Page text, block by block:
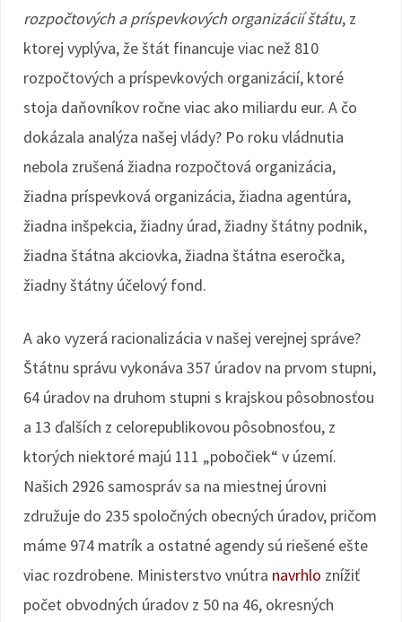
rozpočtových a príspevkových organizácií štátu, z
ktorej vyplýva, že štát financuje viac než 810
rozpočtových a príspevkových organizácií, ktoré
stoja daňovníkov ročne viac ako miliardu eur. A čo
dokázala analýza našej vlády? Po roku vládnutia
nebola zrušená žiadna rozpočtová organizácia,
žiadna príspevková organizácia, žiadna agentúra,
žiadna inšpekcia, žiadny úrad, žiadny štátny podnik,
žiadna štátna akciovka, žiadna štátna eseročka,
žiadny štátny účelový fond.
A ako vyzerá racionalizácia v našej verejnej správe?
Štátnu správu vykonáva 357 úradov na prvom stupni,
64 úradov na druhom stupni s krajskou pôsobnosťou
a 13 ďalších z celorepublikovou pôsobnosťou, z
ktorých niektoré majú 111 „pobočiek“ v území.
Našich 2926 samospráv sa na miestnej úrovni
združuje do 235 spoločných obecných úradov, pričom
máme 974 matrík a ostatné agendy sú riešené ešte
viac rozdrobene. Ministerstvo vnútra navrhlo znížiť
počet obvodných úradov z 50 na 46, okresných